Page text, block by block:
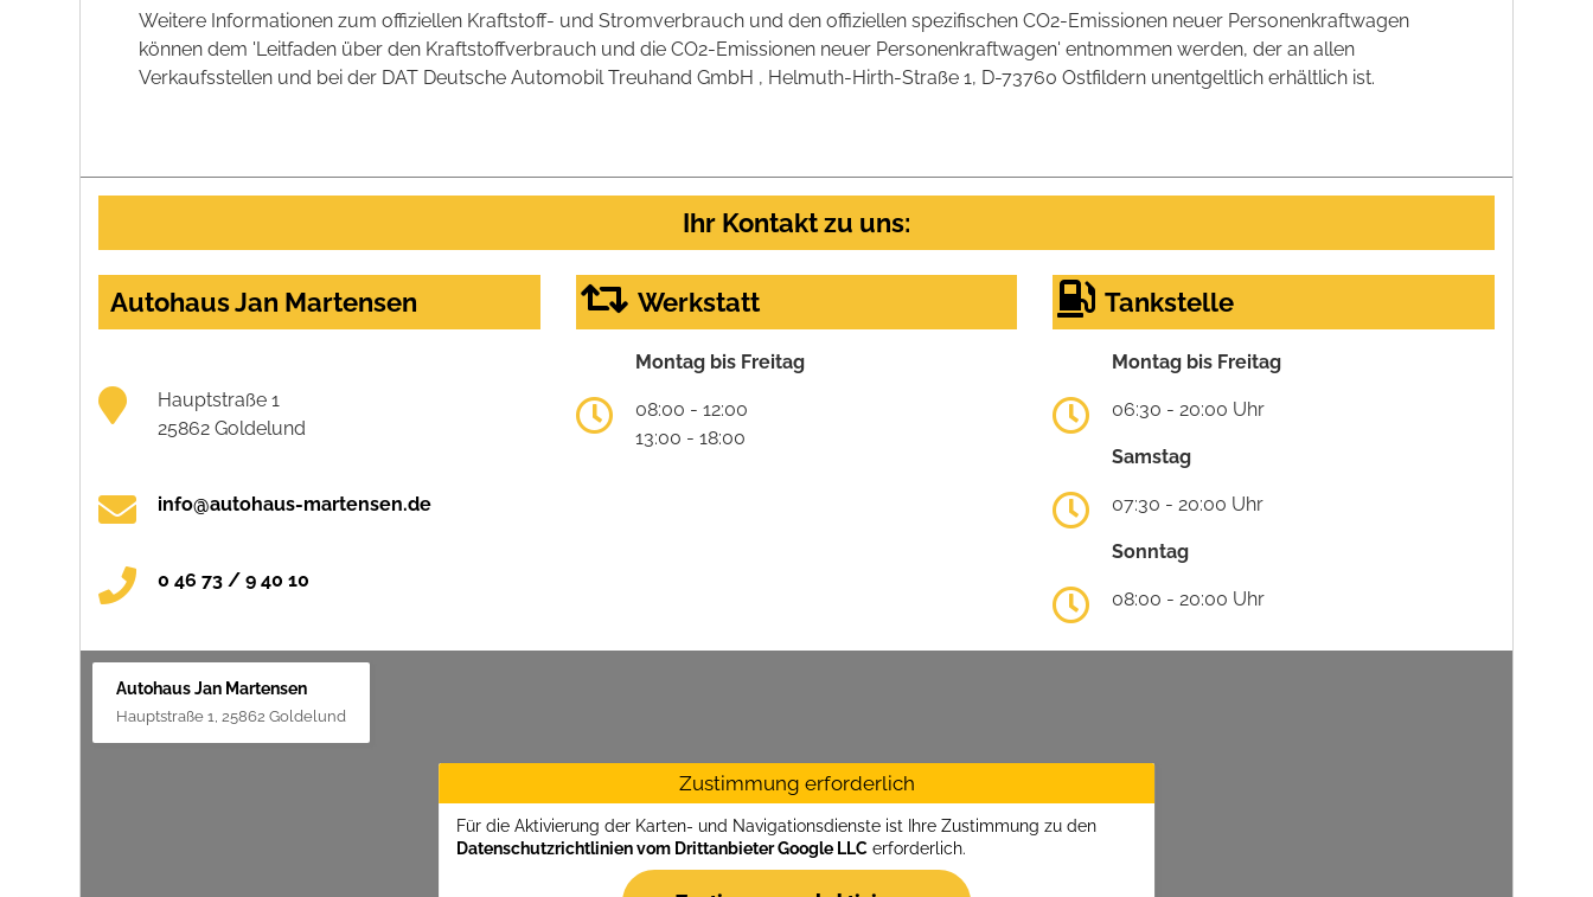
Weitere Informationen zum offiziellen Kraftstoff- und Stromverbrauch und den offiziellen spezifischen CO2-Emissionen neuer Personenkraftwagen
können dem 'Leitfaden über den Kraftstoffverbrauch und die CO2-Emissionen neuer Personenkraftwagen' entnommen werden, der an allen
Verkaufsstellen und bei der DAT Deutsche Automobil Treuhand GmbH , Helmuth-Hirth-Straße 1, D-73760 Ostfildern unentgeltlich erhältlich ist.
Ihr Kontakt zu uns:
Autohaus Jan Martensen
Hauptstraße 1
25862 Goldelund
info@autohaus-martensen.de
0 46 73 / 9 40 10
Werkstatt
Montag bis Freitag
08:00 - 12:00
13:00 - 18:00
Tankstelle
Montag bis Freitag
06:30 - 20:00 Uhr
Samstag
07:30 - 20:00 Uhr
Sonntag
08:00 - 20:00 Uhr
Autohaus Jan Martensen
Hauptstraße 1, 25862 Goldelund
Zustimmung erforderlich
Für die Aktivierung der Karten- und Navigationsdienste ist Ihre Zustimmung zu den
Datenschutzrichtlinien vom Drittanbieter Google LLC erforderlich.